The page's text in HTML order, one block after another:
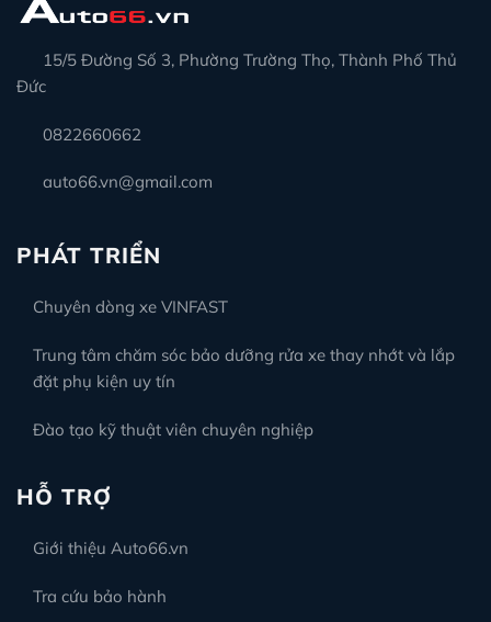
15/5 Đường Số 3, Phường Trường Thọ, Thành Phố Thủ
Đức
0822660662
auto66.vn@gmail.com
PHÁT TRIỂN
Chuyên dòng xe VINFAST
Trung tâm chăm sóc bảo dưỡng rửa xe thay nhớt và lắp
đặt phụ kiện uy tín
Đào tạo kỹ thuật viên chuyên nghiệp
HỖ TRỢ
Giới thiệu Auto66.vn
Tra cứu bảo hành